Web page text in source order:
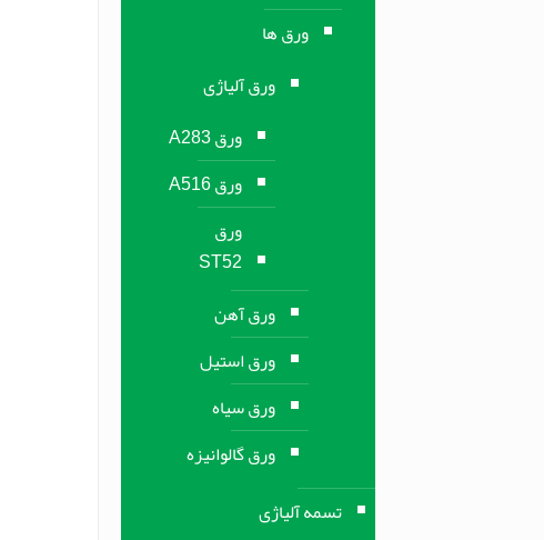
ورق ها
ورق آلیاژی
ورق A283
ورق A516
ورق
ST52
ورق آهن
ورق استیل
ورق سیاه
ورق گالوانیزه
تسمه آلیاژی